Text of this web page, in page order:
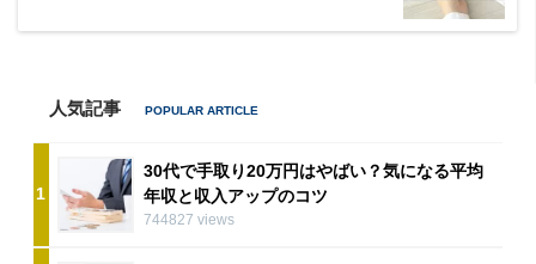
人気記事
1
30代で手取り20万円はやばい？気になる平均
年収と収入アップのコツ
744827 views